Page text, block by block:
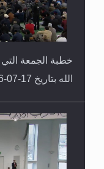
خطبة الجمعة التي
الله بتاريخ 17-07-2026